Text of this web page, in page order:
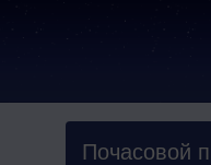
Почасовой